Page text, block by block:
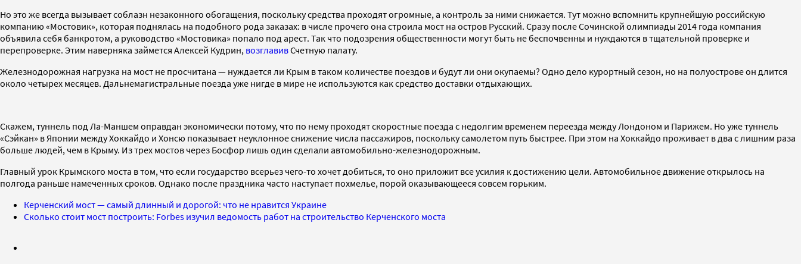
Но это же всегда вызывает соблазн незаконного обогащения, поскольку средства проходят огромные, а контроль за ними снижается. Тут можно вспомнить крупнейшую российскую
компанию «Мостовик», которая поднялась на подобного рода заказах: в числе прочего она строила мост на остров Русский. Сразу после Сочинской олимпиады 2014 года компания
объявила себя банкротом, а руководство «Мостовика» попало под арест. Так что подозрения общественности могут быть не беспочвенны и нуждаются в тщательной проверке и
перепроверке. Этим наверняка займется Алексей Кудрин, возглавивСчетную палату.
Железнодорожная нагрузка на мост не просчитана — нуждается ли Крым в таком количестве поездов и будут ли они окупаемы? Одно дело курортный сезон, но на полуострове он длится
около четырех месяцев. Дальнемагистральные поезда уже нигде в мире не используются как средство доставки отдыхающих.
Скажем, туннель под Ла-Маншем оправдан экономически потому, что по нему проходят скоростные поезда с недолгим временем переезда между Лондоном и Парижем. Но уже туннель
«Сэйкан» в Японии между Хоккайдо и Хонсю показывает неуклонное снижение числа пассажиров, поскольку самолетом путь быстрее. При этом на Хоккайдо проживает в два с лишним раза
больше людей, чем в Крыму. Из трех мостов через Босфор лишь один сделали автомобильно-железнодорожным.
Главный урок Крымского моста в том, что если государство всерьез чего-то хочет добиться, то оно приложит все усилия к достижению цели. Автомобильное движение открылось на
полгода раньше намеченных сроков. Однако после праздника часто наступает похмелье, порой оказывающееся совсем горьким.
Керченский мост — самый длинный и дорогой: что не нравится Украине
Сколько стоит мост построить: Forbes изучил ведомость работ на строительство Керченского моста